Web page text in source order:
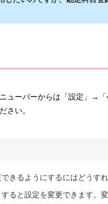
ューバーからは「設定」→
さい。
できるようにするにはどうす
すると設定を変更できます。